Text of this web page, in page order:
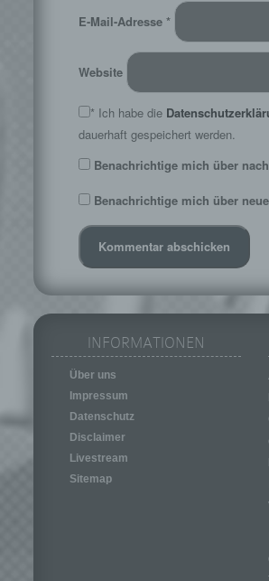
E-Mail-Adresse *
Website
* Ich habe die
dauerhaft gespeichert werden.
Benachrichtige mich über
Benachrichtige mich über
INFORMATIONEN
Über uns
Impressum
Datenschutz
Disclaimer
Livestream
Sitemap